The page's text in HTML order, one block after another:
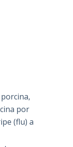
por
(flu) a